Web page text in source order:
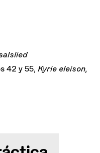
42 y 55, Kyrie eleison,